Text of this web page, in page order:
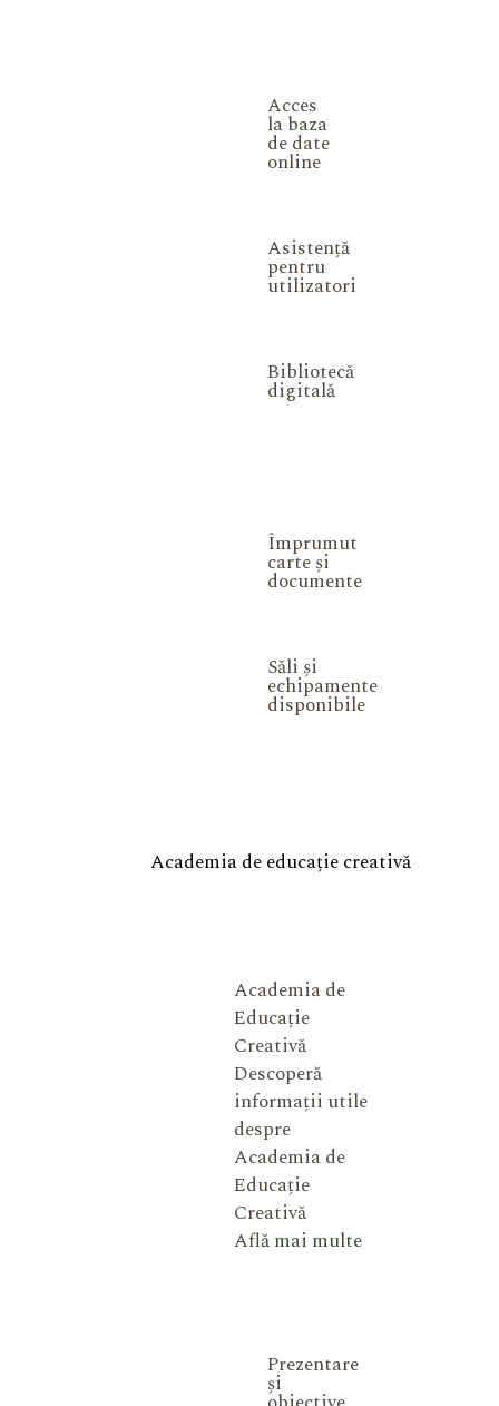
Acces
la baza
de date
online
Asistență
pentru
utilizatori
Bibliotecă
digitală
Împrumut
carte și
documente
Săli și
echipamente
disponibile
Academia de educație creativă
Academia de
Educație
Creativă
Descoperă
informații utile
despre
Academia de
Educație
Creativă
Află mai multe
Prezentare
și